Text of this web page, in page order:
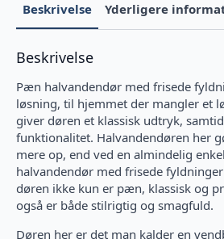
Beskrivelse Yderligere
Beskrivelse
Pæn halvandendør med frisede
løsning, til hjemmet der mangler et
giver døren et klassisk udtryk,
funktionalitet. Halvandendøren her
mere op, end ved en almindelig
halvandendør med frisede
døren ikke kun er pæn, klassisk og
også er både stilrigtig og smagfuld.
Døren her er det man kalder en